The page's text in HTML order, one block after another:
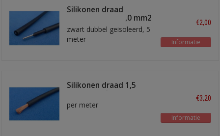
Silikonen draad
massieve kern 1,0 mm2
zwart dubbel geisoleerd, 5
meter
€2,00
Informatie
Silikonen draad 1,5
mm2 -180 °C
per meter
€3,20
Informatie